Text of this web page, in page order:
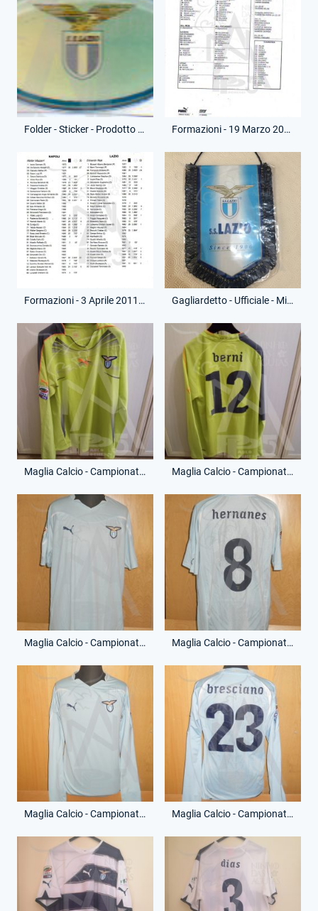
Folder - Sticker - Prodotto Ufficiale Formazioni - 19 Marzo 2011 - Campionato Serie A - Lazio-Cesena
Formazioni - 3 Aprile 2011 - Campionato Serie A - Napoli-Lazio Gagliardetto - Ufficiale - Miniatura
Maglia Calcio - Campionato Serie A - Tommaso Berni - 12 - (Fronte) Maglia Calcio - Campionato Serie A - Tommaso Berni - 12 - (Retro)
Maglia Calcio - Campionato Serie A - Anderson Hernanes - 8 - (Fronte) Maglia Calcio - Campionato Serie A - Anderson Hernanes - 8 - (Retro)
Maglia Calcio - Campionato Serie A - Mark Bresciano - 23 - (Fronte) Maglia Calcio - Campionato Serie A - Mark Bresciano - 23 - (Retro)